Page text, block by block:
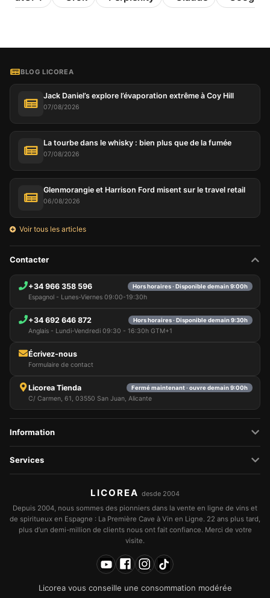
BLOG LICOREA
Jack Daniel’s explore l’évaporation extrême à Coy Hill
07/08/2026
La tourbe dans le whisky : bien plus que de la fumée
07/08/2026
Glenmorangie et Harrison Ford misent sur le travel retail
06/08/2026
Voir tous les articles
Contacter
+34 966 358 596 Hors horaires · Disponible demain 9:00h
Espagnol - Lunes-Viernes 09:00-19:30h
+34 692 646 872 Hors horaires · Disponible demain 9:30h
Anglais - Lundi-Vendredi 09:30 - 16:30h GTM+1
Écrivez-nous
Formulaire de contact
Licorea Tienda Fermé maintenant · ouvre demain 9:00h
C/ Carmen, 61, 03550 San Juan, Alicante
Information
Services
LICOREA desde 2004
Depuis 2004, nous sommes des pionniers dans la vente en ligne de vins et
de spiritueux en Espagne : La Première Cave à Vin en Ligne. 22 ans plus tard,
plus d’un demi-million de clients nous ont fait confiance. Merci de votre
visite.
Licorea vous conseille une consommation modérée